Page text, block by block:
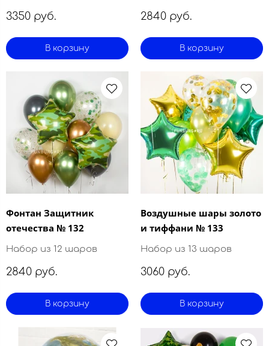
3350 руб.
В корзину
2840 руб.
В корзину
Фонтан Защитник
отечества № 132
Набор из 12 шаров
2840 руб.
В корзину
Воздушные шары золото
и тиффани № 133
Набор из 13 шаров
3060 руб.
В корзину